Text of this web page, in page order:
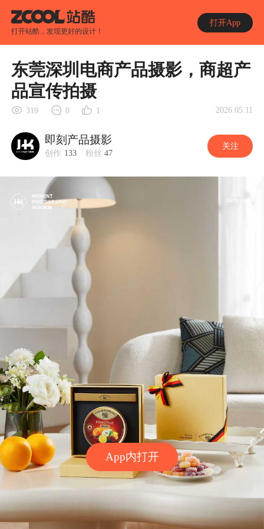
打开站酷，发现更好的设计！
打开App
App内打开
东莞深圳电商产品摄影，商超产
品宣传拍摄
319 0 1 2026.05.11
即刻产品摄影
创作 133 粉丝 47
关注